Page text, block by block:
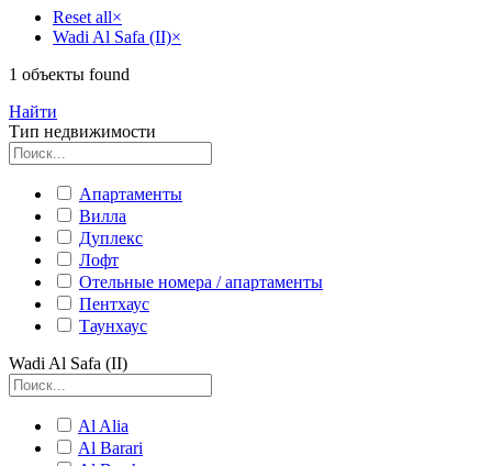
Reset all×
Wadi Al Safa (II)×
1 объекты found
Найти
Тип недвижимости
Апартаменты
Вилла
Дуплекс
Лофт
Отельные номера / апартаменты
Пентхаус
Таунхаус
Wadi Al Safa (II)
Al Alia
Al Barari